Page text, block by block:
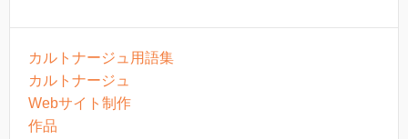
カルトナージュ用語集
カルトナージュ
Webサイト制作
作品